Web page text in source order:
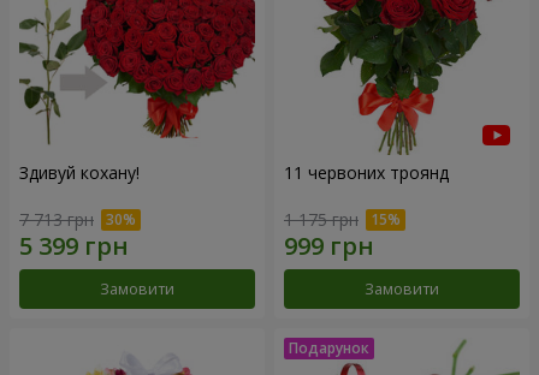
Здивуй кохану!
7 713 грн
Замовити
11 червоних троянд
1 175 грн
Замовити